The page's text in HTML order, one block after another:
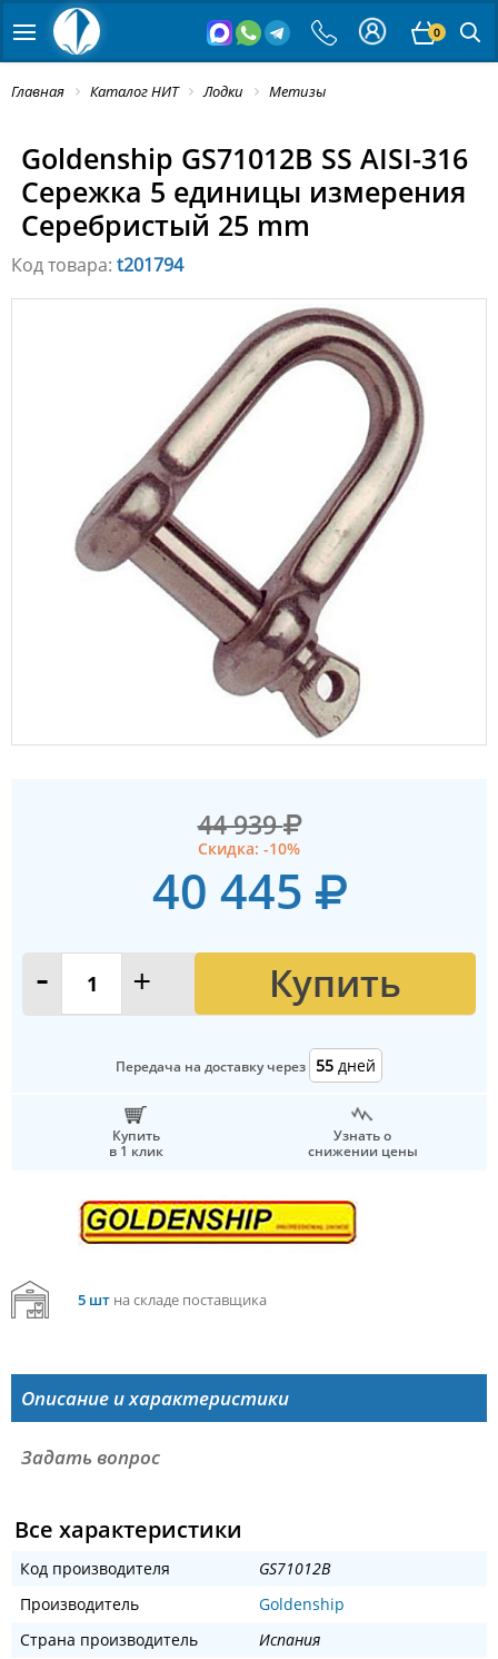
0
Главная Каталог НИТ Лодки Метизы
Goldenship GS71012B SS AISI-316
Сережка 5 единицы измерения
Серебристый 25 mm
Код товара: t201794
44 939
Скидка: -10%
40 445
- + Купить
Передача на доставку через 55 дней
Купить
в 1 клик
Узнать о
снижении цены
5 штна складе поставщика
Описание и характеристики
Задать вопрос
Все характеристики
Код производителя
GS71012B
Производитель
Goldenship
Страна производитель
Испания